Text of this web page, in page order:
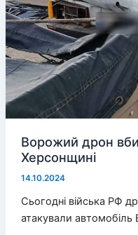
Ворожий дрон
Херсонщині
14.10.2024
Сьогодні війська РФ
атакували